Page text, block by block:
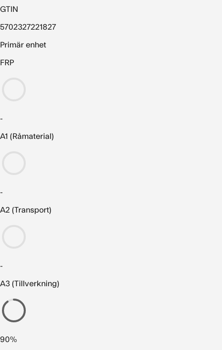
GTIN
5702327221827
Primär enhet
FRP
-
A1 (Råmaterial)
-
A2 (Transport)
-
A3 (Tillverkning)
90%